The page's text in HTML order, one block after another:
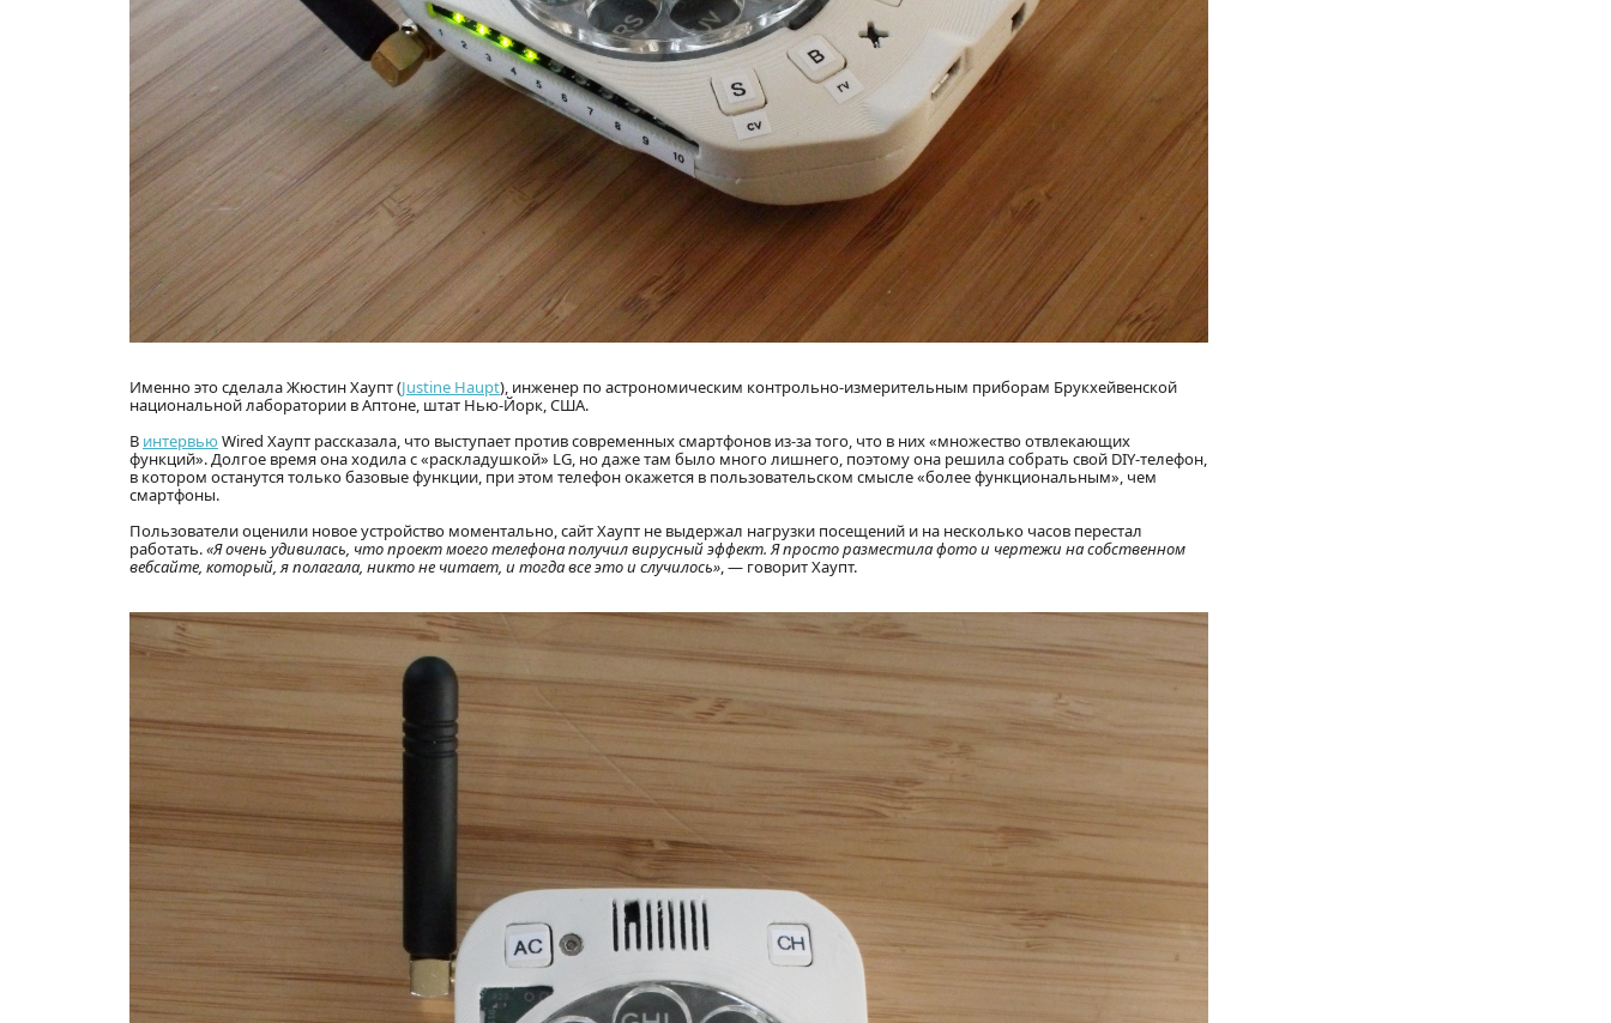
Именно это сделала Жюстин Хаупт (Justine Haupt), инженер по астрономическим контрольно-измерительным приборам Брукхейвенской
национальной лаборатории в Аптоне, штат Нью-Йорк, США.
В интервьюWired Хаупт рассказала, что выступает против современных смартфонов из-за того, что в них «множество отвлекающих
функций». Долгое время она ходила с «раскладушкой» LG, но даже там было много лишнего, поэтому она решила собрать свой DIY-телефон,
в котором останутся только базовые функции, при этом телефон окажется в пользовательском смысле «более функциональным», чем
смартфоны.
Пользователи оценили новое устройство моментально, сайт Хаупт не выдержал нагрузки посещений и на несколько часов перестал
работать.«Я очень удивилась, что проект моего телефона получил вирусный эффект. Я просто разместила фото и чертежи на собственном
вебсайте, который, я полагала, никто не читает, и тогда все это и случилось», — говорит Хаупт.